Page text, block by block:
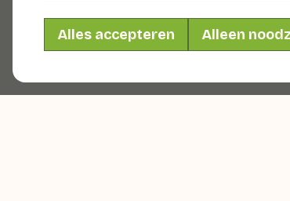
Alles accepteren Alleen